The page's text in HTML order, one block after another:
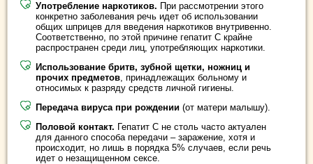
Употребление наркотиков. При рассмотрении этого
конкретно заболевания речь идет об использовании
общих шприцев для введения наркотиков внутривенно.
Соответственно, по этой причине гепатит С крайне
распространен среди лиц, употребляющих наркотики.
Использование бритв, зубной щетки, ножниц и
прочих предметов, принадлежащих больному и
относимых к разряду средств личной гигиены.
Передача вируса при рождении (от матери малышу).
Половой контакт. Гепатит С не столь часто актуален
для данного способа передачи – заражение, хотя и
происходит, но лишь в порядка 5% случаев, если речь
идет о незащищенном сексе.